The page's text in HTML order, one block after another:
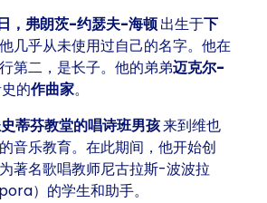
，弗朗茨-约瑟夫-海顿出生于下
几乎从未使用过自己的名字。他在
第二，是长子。他的弟弟迈克尔-
的作曲家。
蒂芬教堂的唱诗班男孩来到维也
音乐教育。在此期间，他开始创
著名歌唱教师尼古拉斯-波波拉
）的学生和助手。